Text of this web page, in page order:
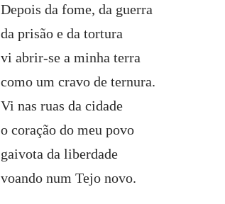
Depois da fome, da guerra
da prisão e da tortura
vi abrir-se a minha terra
como um cravo de ternura.
Vi nas ruas da cidade
o coração do meu povo
gaivota da liberdade
voando num Tejo novo.